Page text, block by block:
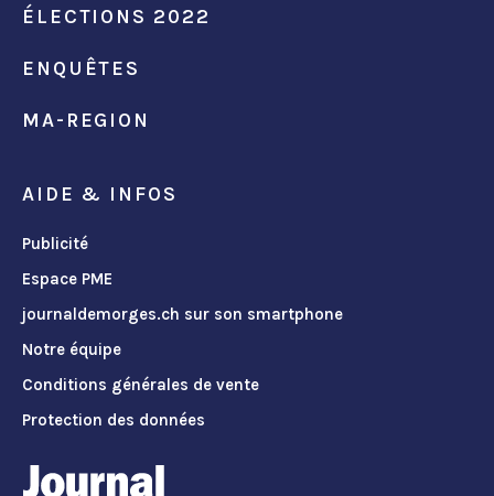
ÉLECTIONS 2022
ENQUÊTES
MA-REGION
AIDE & INFOS
Publicité
Espace PME
journaldemorges.ch sur son smartphone
Notre équipe
Conditions générales de vente
Protection des données